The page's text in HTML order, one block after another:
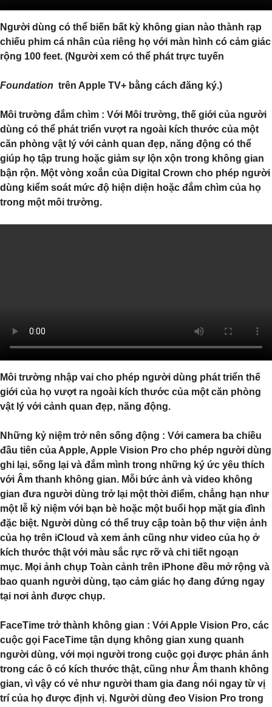
Người dùng có thể biến bất kỳ không gian nào thành rạp
chiếu phim cá nhân của riêng họ với màn hình có cảm giác
rộng 100 feet. (Người xem có thể phát trực tuyến
Foundation trên Apple TV+ bằng cách đăng ký.)
Môi trường đắm chìm : Với Môi trường, thế giới của người
dùng có thể phát triển vượt ra ngoài kích thước của một
căn phòng vật lý với cảnh quan đẹp, năng động có thể
giúp họ tập trung hoặc giảm sự lộn xộn trong không gian
bận rộn. Một vòng xoắn của Digital Crown cho phép người
dùng kiểm soát mức độ hiện diện hoặc đắm chìm của họ
trong một môi trường.
Môi trường nhập vai cho phép người dùng phát triển thế
giới của họ vượt ra ngoài kích thước của một căn phòng
vật lý với cảnh quan đẹp, năng động.
Những kỷ niệm trở nên sống động : Với camera ba chiều
đầu tiên của Apple, Apple Vision Pro cho phép người dùng
ghi lại, sống lại và đắm mình trong những ký ức yêu thích
với Âm thanh không gian. Mỗi bức ảnh và video không
gian đưa người dùng trở lại một thời điểm, chẳng hạn như
một lễ kỷ niệm với bạn bè hoặc một buổi họp mặt gia đình
đặc biệt. Người dùng có thể truy cập toàn bộ thư viện ảnh
của họ trên iCloud và xem ảnh cũng như video của họ ở
kích thước thật với màu sắc rực rỡ và chi tiết ngoạn
mục. Mọi ảnh chụp Toàn cảnh trên iPhone đều mở rộng và
bao quanh người dùng, tạo cảm giác họ đang đứng ngay
tại nơi ảnh được chụp.
FaceTime trở thành không gian : Với Apple Vision Pro, các
cuộc gọi FaceTime tận dụng không gian xung quanh
người dùng, với mọi người trong cuộc gọi được phản ánh
trong các ô có kích thước thật, cũng như Âm thanh không
gian, vì vậy có vẻ như người tham gia đang nói ngay từ vị
trí của họ được định vị. Người dùng đeo Vision Pro trong